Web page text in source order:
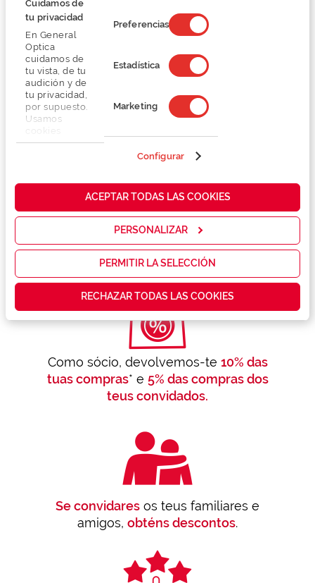
Cuidamos de
tu privacidad
En General
Optica
cuidamos de
tu vista, de tu
audición y de
tu privacidad,
por supuesto.
Usamos
propias y de
cómo mejorar
servicios y
las
que realmente
contenidos
personalizados
elaborado a
hábitos de
Cookies.
Preferencias
Estadística
Marketing
Configurar
ACEPTAR TODAS LAS COOKIES
PERSONALIZAR
PERMITIR LA SELECCIÓN
RECHAZAR TODAS LAS COOKIES
Cuidamos da tua saúde visual e auditiva e
desfrutas das vantagens do Clube:
Como sócio, devolvemos-te 10% das
tuas compras* e 5% das compras dos
teus convidados.
Se convidares os teus familiares e
amigos, obténs descontos.